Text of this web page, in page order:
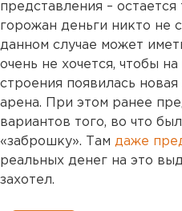
представления –
горожан деньги никто не
данном случае может
очень не хочется, чтобы
строения появилась
арена. При этом ранее
вариантов того, во что
«заброшку». Там даже
реальных денег на это
захотел.